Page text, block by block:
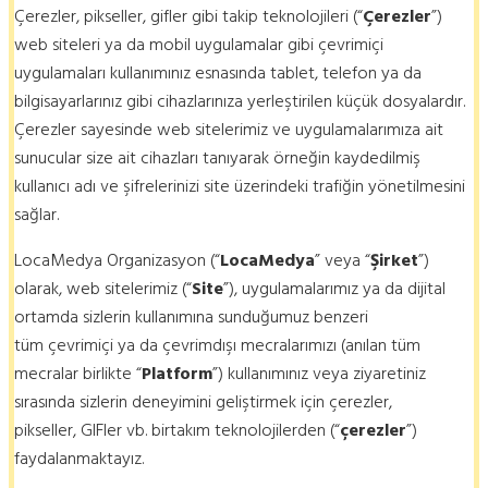
Çerezler, pikseller, gifler gibi takip teknolojileri (“Çerezler”)
web siteleri ya da mobil uygulamalar gibi çevrimiçi
uygulamaları kullanımınız esnasında tablet, telefon ya da
bilgisayarlarınız gibi cihazlarınıza yerleştirilen küçük dosyalardır.
Çerezler sayesinde web sitelerimiz ve uygulamalarımıza ait
sunucular size ait cihazları tanıyarak örneğin kaydedilmiş
kullanıcı adı ve şifrelerinizi site üzerindeki trafiğin yönetilmesini
sağlar.
LocaMedya Organizasyon (“LocaMedya” veya “Şirket”)
olarak, web sitelerimiz (“Site”), uygulamalarımız ya da dijital
ortamda sizlerin kullanımına sunduğumuz benzeri
tüm çevrimiçi ya da çevrimdışı mecralarımızı (anılan tüm
mecralar birlikte “Platform”) kullanımınız veya ziyaretiniz
sırasında sizlerin deneyimini geliştirmek için çerezler,
pikseller, GIFler vb. birtakım teknolojilerden (“çerezler”)
faydalanmaktayız.